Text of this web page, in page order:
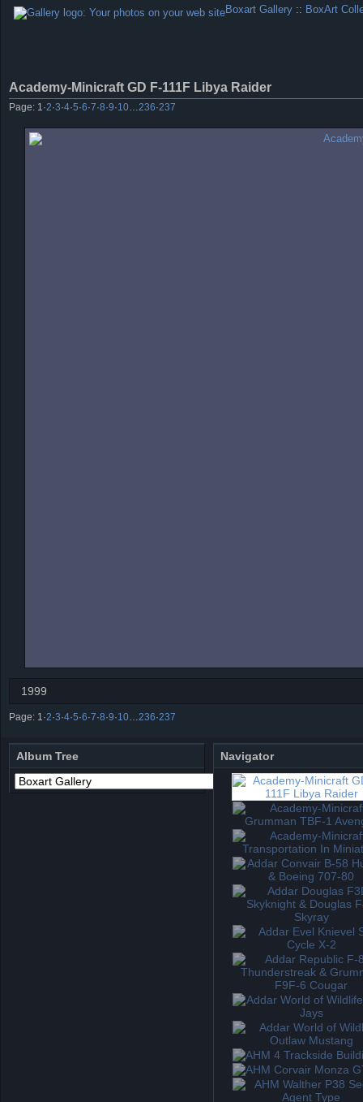
Boxart Gallery :: BoxArt
Academy-Minicraft GD F-111F Libya Raider
Page: 1 ·2·3·4·5·6·7·8·9·10 236·237
1999
Page: 1 ·2·3·4·5·6·7·8·9·10 236·237
Album Tree Navigator